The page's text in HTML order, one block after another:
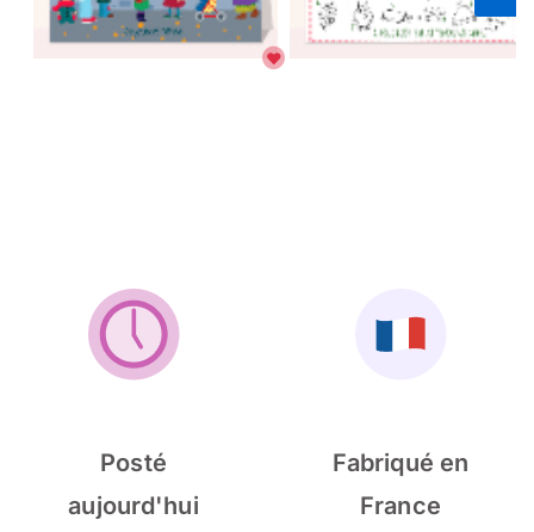
Posté
aujourd'hui
Fabriqué en
France